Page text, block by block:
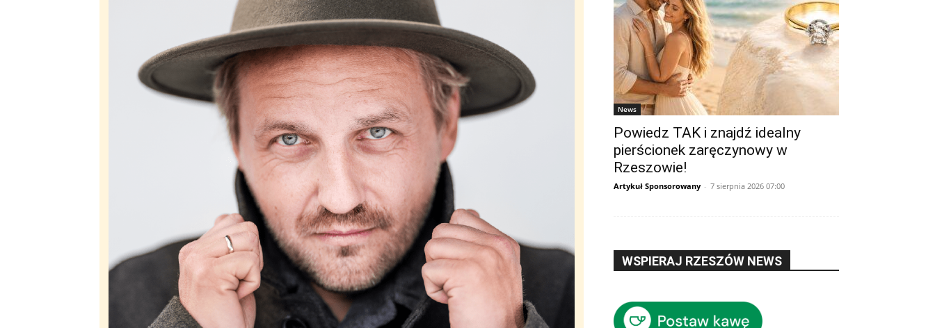
News
Powiedz TAK i znajdź idealny
pierścionek zaręczynowy w
Rzeszowie!
Artykuł Sponsorowany - 7 sierpnia 2026 07:00
WSPIERAJ RZESZÓW NEWS